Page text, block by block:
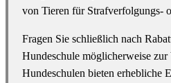
von Tieren für Strafverfolgungs-
Fragen Sie schließlich nach
Hundeschule möglicherweise
Hundeschulen bieten erhebliche